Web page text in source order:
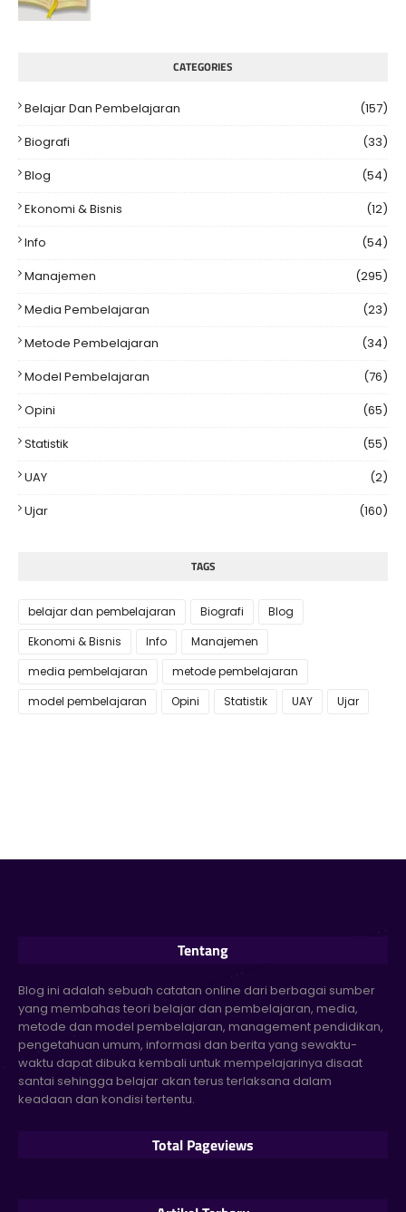
CATEGORIES
Belajar Dan Pembelajaran
(157)
Biografi
(33)
Blog
(54)
Ekonomi & Bisnis
(12)
Info
(54)
Manajemen
(295)
Media Pembelajaran
(23)
Metode Pembelajaran
(34)
Model Pembelajaran
(76)
Opini
(65)
Statistik
(55)
UAY
(2)
Ujar
(160)
TAGS
belajar dan pembelajaran Biografi
Blog
Ekonomi & Bisnis
Info
Manajemen
media pembelajaran
metode pembelajaran
model pembelajaran
Opini Statistik UAY Ujar
Tentang
Blog ini adalah sebuah catatan online dari berbagai sumber
yang membahas teori belajar dan pembelajaran, media,
metode dan model pembelajaran, management pendidikan,
pengetahuan umum, informasi dan berita yang sewaktu-
waktu dapat dibuka kembali untuk mempelajarinya disaat
santai sehingga belajar akan terus terlaksana dalam
keadaan dan kondisi tertentu.
Total Pageviews